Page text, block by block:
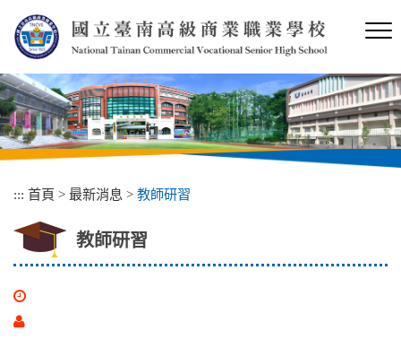
內
容
區
塊
::: 首頁 > 最新消息 > 教師研習
教師研習